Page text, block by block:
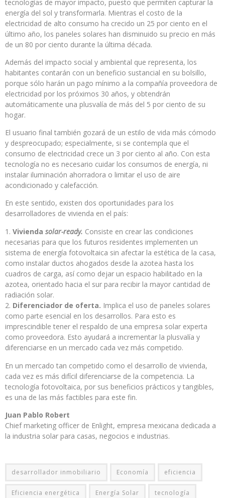
tecnologías de mayor impacto, puesto que permiten capturar la
energía del sol y transformarla. Mientras el costo de la
electricidad de alto consumo ha crecido un 25 por ciento en el
último año, los paneles solares han disminuido su precio en más
de un 80 por ciento durante la última década.
Además del impacto social y ambiental que representa, los
habitantes contarán con un beneficio sustancial en su bolsillo,
porque sólo harán un pago mínimo a la compañía proveedora de
electricidad por los próximos 30 años, y obtendrán
automáticamente una plusvalía de más del 5 por ciento de su
hogar.
El usuario final también gozará de un estilo de vida más cómodo
y despreocupado; especialmente, si se contempla que el
consumo de electricidad crece un 3 por ciento al año. Con esta
tecnología no es necesario cuidar los consumos de energía, ni
instalar iluminación ahorradora o limitar el uso de aire
acondicionado y calefacción.
En este sentido, existen dos oportunidades para los
desarrolladores de vivienda en el país:
Vivienda solar-ready. Consiste en crear las condiciones
necesarias para que los futuros residentes implementen un
sistema de energía fotovoltaica sin afectar la estética de la casa,
como instalar ductos ahogados desde la azotea hasta los
cuadros de carga, así como dejar un espacio habilitado en la
azotea, orientado hacia el sur para recibir la mayor cantidad de
radiación solar.
Diferenciador de oferta. Implica el uso de paneles solares
como parte esencial en los desarrollos. Para esto es
imprescindible tener el respaldo de una empresa solar experta
como proveedora. Esto ayudará a incrementar la plusvalía y
diferenciarse en un mercado cada vez más competido.
En un mercado tan competido como el desarrollo de vivienda,
cada vez es más difícil diferenciarse de la competencia. La
tecnología fotovoltaica, por sus beneficios prácticos y tangibles,
es una de las más factibles para este fin.
Juan Pablo Robert
Chief marketing officer de Enlight, empresa mexicana dedicada a
la industria solar para casas, negocios e industrias.
desarrollador inmobiliario Economía eficiencia
Eficiencia energética Energía Solar tecnología